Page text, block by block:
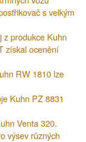
s velkým
z produkce Kuhn
získal ocenění
RW 1810 lze
Kuhn PZ 8831
Venta 320.
výsev různých